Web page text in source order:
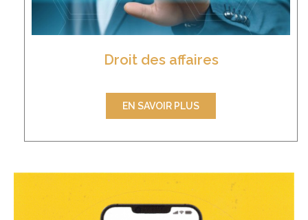
Droit des affaires
EN SAVOIR PLUS